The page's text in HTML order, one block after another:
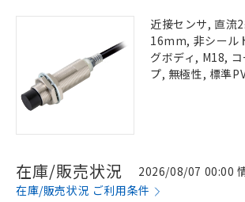
近接センサ, 直流
16mm, 非シール
グボディ, M18,
プ, 無極性, 標準
在庫/販売状況
2026/08/07 00:00
在庫/販売状況 ご利用条件